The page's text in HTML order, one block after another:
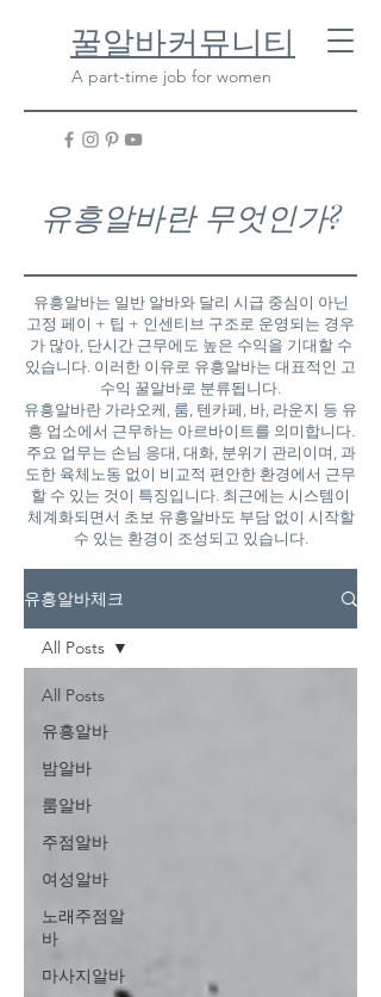
​꿀알바커뮤니티
A part-time job for women
유흥알바란 무엇인가?
유흥알바는 일반 알바와 달리 시급 중심이 아닌
고정 페이 + 팁 + 인센티브 구조로 운영되는 경우
가 많아, 단시간 근무에도 높은 수익을 기대할 수
있습니다. 이러한 이유로 유흥알바는 대표적인 고
수익 꿀알바로 분류됩니다.
유흥알바란 가라오케, 룸, 텐카페, 바, 라운지 등 유
흥 업소에서 근무하는 아르바이트를 의미합니다.
주요 업무는 손님 응대, 대화, 분위기 관리이며, 과
도한 육체노동 없이 비교적 편안한 환경에서 근무
할 수 있는 것이 특징입니다. 최근에는 시스템이
체계화되면서 초보 유흥알바도 부담 없이 시작할
수 있는 환경이 조성되고 있습니다.
유흥알바체크
All Posts
유흥알바
밤알바
룸알바
주점알바
여성알바
노래주점알
바
마사지알바
All Posts